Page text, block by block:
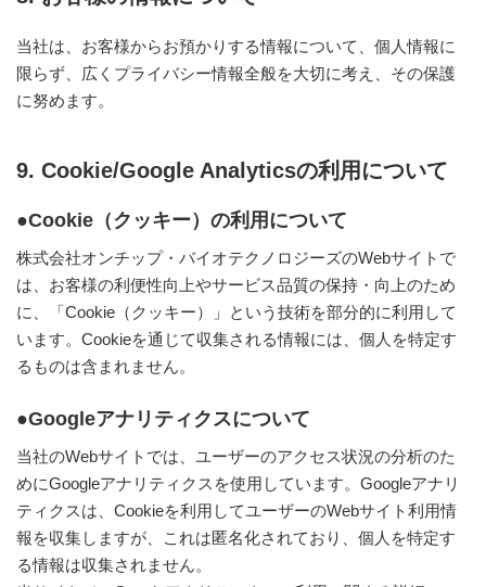
当社は、お客様からお預かりする情報について、個人情報に
限らず、広くプライバシー情報全般を大切に考え、その保護
に努めます。
9. Cookie/Google Analyticsの利用について
●Cookie（クッキー）の利用について
株式会社オンチップ・バイオテクノロジーズのWebサイトで
は、お客様の利便性向上やサービス品質の保持・向上のため
に、「Cookie（クッキー）」という技術を部分的に利用して
います。Cookieを通じて収集される情報には、個人を特定す
るものは含まれません。
●Googleアナリティクスについて
当社のWebサイトでは、ユーザーのアクセス状況の分析のた
めにGoogleアナリティクスを使用しています。Googleアナリ
ティクスは、Cookieを利用してユーザーのWebサイト利用情
報を収集しますが、これは匿名化されており、個人を特定す
る情報は収集されません。